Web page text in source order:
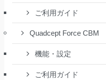
ご利用ガイド
Quadcept Force CBM
機能・設定
ご利用ガイド